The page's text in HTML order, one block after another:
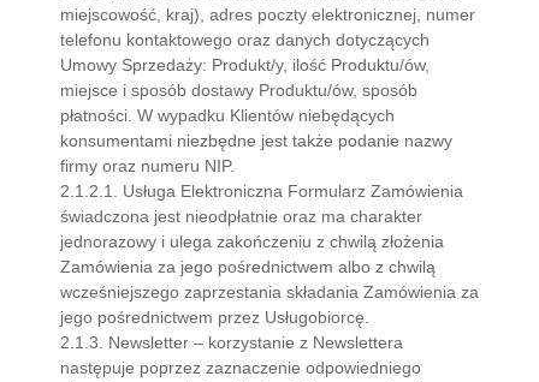
miejscowość, kraj), adres poczty elektronicznej, numer
telefonu kontaktowego oraz danych dotyczących
Umowy Sprzedaży: Produkt/y, ilość Produktu/ów,
miejsce i sposób dostawy Produktu/ów, sposób
płatności. W wypadku Klientów niebędących
konsumentami niezbędne jest także podanie nazwy
firmy oraz numeru NIP.
2.1.2.1. Usługa Elektroniczna Formularz Zamówienia
świadczona jest nieodpłatnie oraz ma charakter
jednorazowy i ulega zakończeniu z chwilą złożenia
Zamówienia za jego pośrednictwem albo z chwilą
wcześniejszego zaprzestania składania Zamówienia za
jego pośrednictwem przez Usługobiorcę.
2.1.3. Newsletter – korzystanie z Newslettera
następuje poprzez zaznaczenie odpowiedniego